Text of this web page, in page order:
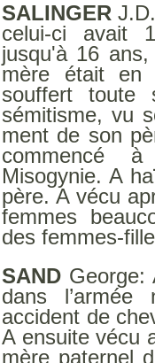
SALINGER
celui-ci avait
jusqu'à 16
mère était en
souffert toute
sémitisme, vu
ment de son
commencé
Misogynie. A
père. A vécu
femmes
des femmes-
SAND George:
dans l’armée
accident de
A ensuite vécu
mère paternel